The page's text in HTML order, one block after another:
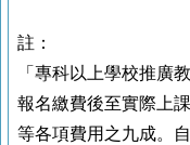
註：
「專科以上學校推廣
報名繳費後至實際上
等各項費用之九成。